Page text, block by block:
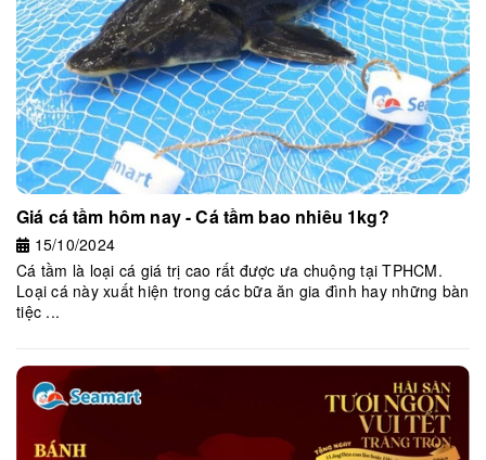
Giá cá tầm hôm nay - Cá tầm bao nhiêu 1kg?
15/10/2024
Cá tầm là loại cá giá trị cao rất được ưa chuộng tại TPHCM.
Loại cá này xuất hiện trong các bữa ăn gia đình hay những bàn
tiệc ...